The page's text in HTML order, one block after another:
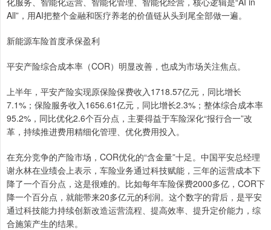
All”，用AI把整个金融和医疗养老的价值链从头到尾全部做一遍。
新能源车险首度承保盈利
平安产险综合成本率（COR）明显改善，也成为市场关注焦点。
上半年，平安产险实现原保险保费收入1718.57亿元，同比增长
7.1%；保险服务收入1656.61亿元，同比增长2.3%；整体综合成本率
95.2%，同比优化2.6个百分点，主要得益于车险深化“报行合一”改
革，持续推进费用精细化管理、优化费用投入。
在充分竞争的产险市场，COR优化的“含金量”十足。中国平安总经理
谢永林在业绩会上表示，车险业务通过科技赋能，三年的运营成本下
降了一个百分点，这是很难的。比如每年车险保费2000多亿，COR下
降一个百分点，就能带来20多亿元的利润。这个数字的背后，是平安
通过科技能力持续创新改造运营流程、提高效率、提升定价能力，综
合施策产生的结果。